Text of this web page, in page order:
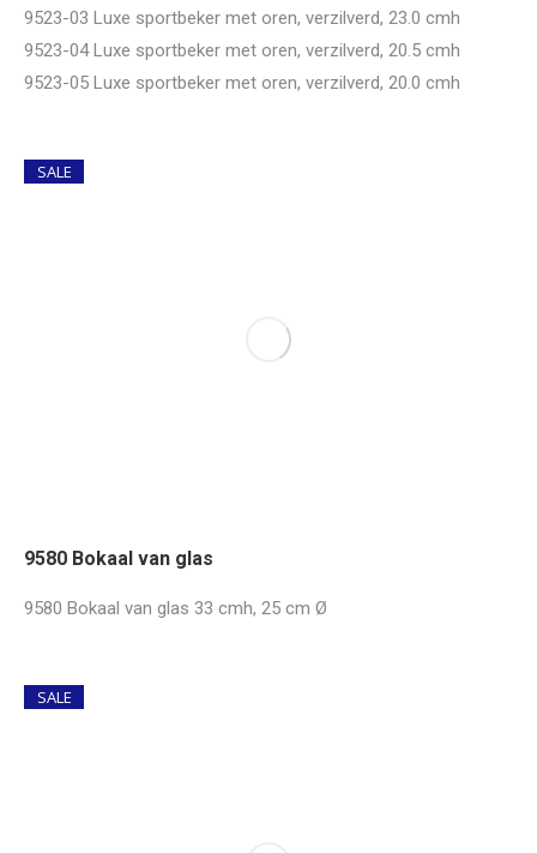
9523-03 Luxe sportbeker met oren, verzilverd, 23.0 cmh
9523-04 Luxe sportbeker met oren, verzilverd, 20.5 cmh
9523-05 Luxe sportbeker met oren, verzilverd, 20.0 cmh
SALE
9580 Bokaal van glas
9580 Bokaal van glas 33 cmh, 25 cm Ø
SALE